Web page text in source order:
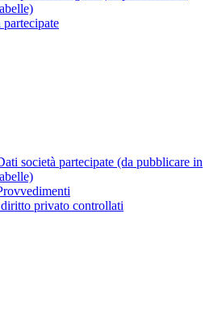
partecipate
società partecipate (da pubblicare in
privato controllati